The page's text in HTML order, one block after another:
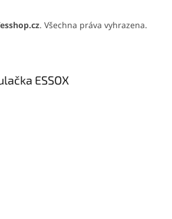
. Všechna práva vyhrazena.
ESSOX